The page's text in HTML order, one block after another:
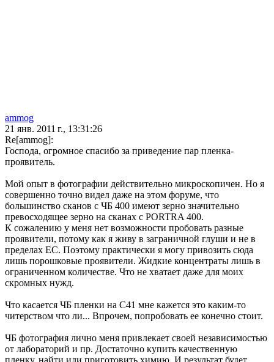
ammog
21 янв. 2011 г., 13:31:26
Re[ammog]:
Господа, огромное спасибо за приведение пар пленка-
проявитель.
Мой опыт в фотографии действительно микроскопичен. Но я
совершенно точно видел даже на этом форуме, что
большинство сканов с ЧБ 400 имеют зерно значительно
превосходящее зерно на сканах с PORTRA 400.
К сожалению у меня нет возможности пробовать разные
проявители, потому как я живу в заграничной глуши и не в
пределах ЕС. Поэтому практически я могу привозить сюда
лишь порошковые проявители. Жидкие концентраты лишь в
ограниченном количестве. Что не хватает даже для моих
скромных нужд.
Что касается ЧБ пленки на С41 мне кажется это каким-то
читерством что ли... Впрочем, попробовать ее конечно стоит.
ЧБ фотография лично меня привлекает своей независимостью
от лабораторий и пр. Достаточно купить качественную